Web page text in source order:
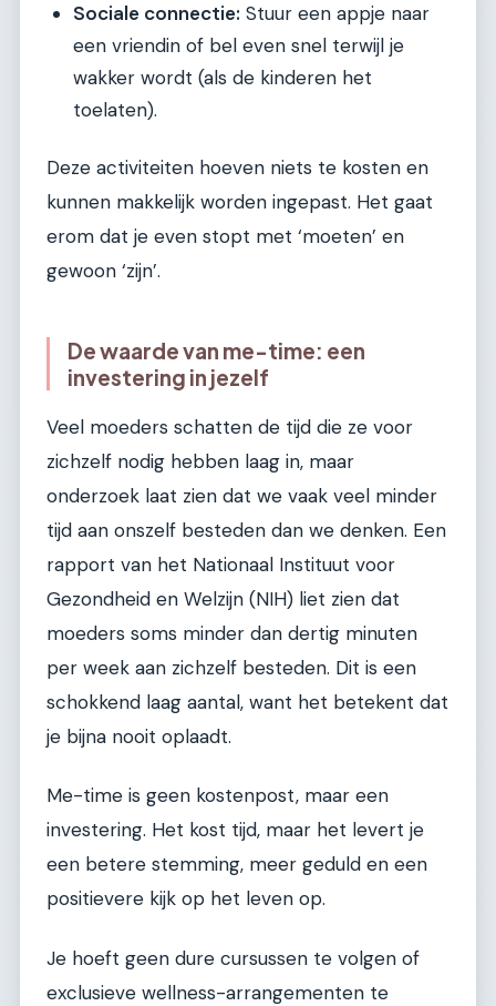
Sociale connectie: Stuur een appje naar
een vriendin of bel even snel terwijl je
wakker wordt (als de kinderen het
toelaten).
Deze activiteiten hoeven niets te kosten en
kunnen makkelijk worden ingepast. Het gaat
erom dat je even stopt met ‘moeten’ en
gewoon ‘zijn’.
De waarde van me-time: een
investering in jezelf
Veel moeders schatten de tijd die ze voor
zichzelf nodig hebben laag in, maar
onderzoek laat zien dat we vaak veel minder
tijd aan onszelf besteden dan we denken. Een
rapport van het Nationaal Instituut voor
Gezondheid en Welzijn (NIH) liet zien dat
moeders soms minder dan dertig minuten
per week aan zichzelf besteden. Dit is een
schokkend laag aantal, want het betekent dat
je bijna nooit oplaadt.
Me-time is geen kostenpost, maar een
investering. Het kost tijd, maar het levert je
een betere stemming, meer geduld en een
positievere kijk op het leven op.
Je hoeft geen dure cursussen te volgen of
exclusieve wellness-arrangementen te